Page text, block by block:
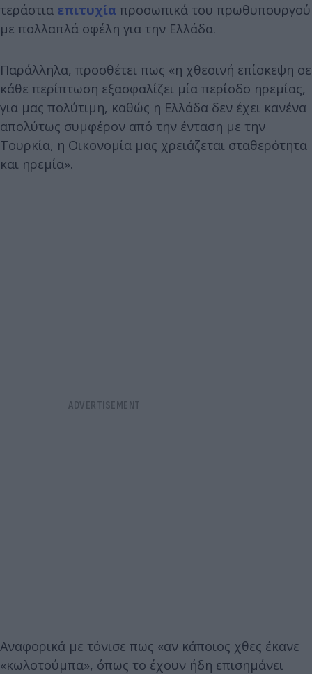
τεράστια επιτυχία προσωπικά του πρωθυπουργού
με πολλαπλά οφέλη για την Ελλάδα.
Παράλληλα, προσθέτει πως «η χθεσινή επίσκεψη σε
κάθε περίπτωση εξασφαλίζει μία περίοδο ηρεμίας,
για μας πολύτιμη, καθώς η Ελλάδα δεν έχει κανένα
απολύτως συμφέρον από την ένταση με την
Τουρκία, η Οικονομία μας χρειάζεται σταθερότητα
και ηρεμία».
Αναφορικά με τόνισε πως «αν κάποιος χθες έκανε
«κωλοτούμπα», όπως το έχουν ήδη επισημάνει